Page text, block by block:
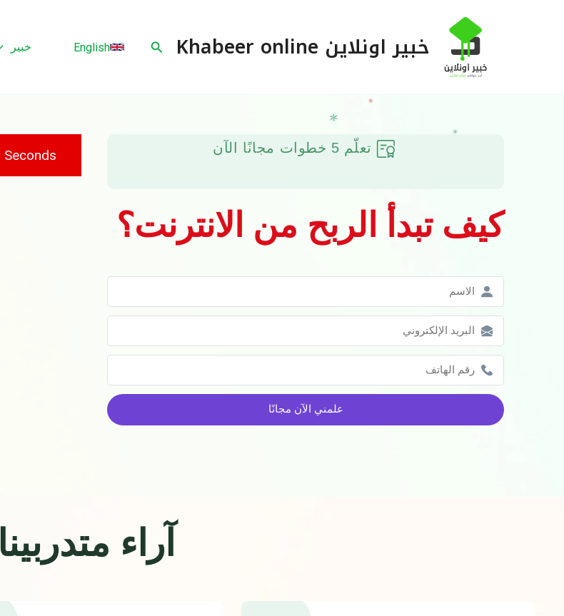
خبير اونلاين Khabeer online البحث English خبير
تعلّم 5 خطوات مجانًا الآن
كيف تبدأ الربح من الانترنت؟
علمني الآن مجانًا
Seconds
آراء متدربينا